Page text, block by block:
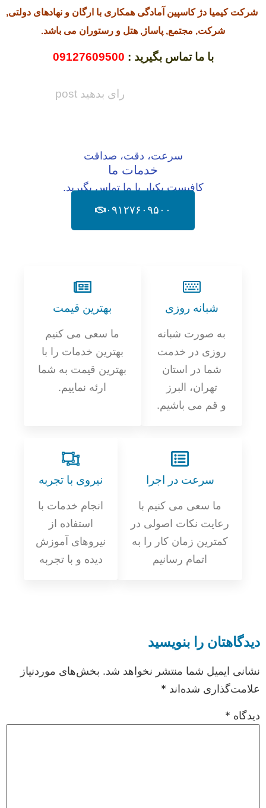
شرکت کیمیا دژ کاسپین آمادگی همکاری با ارگان و نهادهای دولتی,
شرکت, مجتمع, پاساژ, هتل و رستوران می باشد.
با ما تماس بگیرید : 09127609500
رای بدهید post
سرعت، دقت، صداقت
خدمات ما
کافیست یکبار با ما تماس بگیرید.
۰۹۱۲۷۶۰۹۵۰۰
شبانه روزی
به صورت شبانه
روزی در خدمت
شما در استان
تهران، البرز
و قم می باشیم.
بهترین قیمت
ما سعی می کنیم
بهترین خدمات را با
بهترین قیمت به شما
ارئه نماییم.
سرعت در اجرا
ما سعی می کنیم با
رعایت نکات اصولی در
کمترین زمان کار را به
اتمام رسانیم
نیروی با تجربه
انجام خدمات با
استفاده از
نیروهای آموزش
دیده و با تجربه
دیدگاهتان را بنویسید
نشانی ایمیل شما منتشر نخواهد شد. بخش‌های موردنیاز
علامت‌گذاری شده‌اند *
دیدگاه *